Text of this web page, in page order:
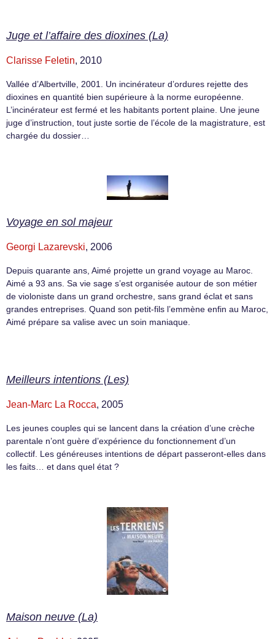
Juge et l’affaire des dioxines (La)
Clarisse Feletin, 2010
Vallée d’Albertville, 2001. Un incinérateur d’ordures rejette des
dioxines en quantité bien supérieure à la norme européenne.
L’incinérateur est fermé et les habitants portent plaine. Une jeune
juge d’instruction, tout juste sortie de l’école de la magistrature, est
chargée du dossier…
Voyage en sol majeur
Georgi Lazarevski, 2006
Depuis quarante ans, Aimé projette un grand voyage au Maroc.
Aimé a 93 ans. Sa vie sage s’est organisée autour de son métier
de violoniste dans un grand orchestre, sans grand éclat et sans
grandes entreprises. Quand son petit-fils l’emmène enfin au Maroc,
Aimé prépare sa valise avec un soin maniaque.
Meilleurs intentions (Les)
Jean-Marc La Rocca, 2005
Les jeunes couples qui se lancent dans la création d’une crèche
parentale n’ont guère d’expérience du fonctionnement d’un
collectif. Les généreuses intentions de départ passeront-elles dans
les faits… et dans quel état ?
Maison neuve (La)